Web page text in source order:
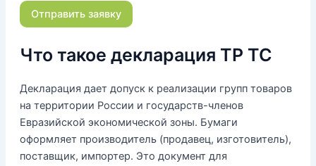
Что такое декларация ТР ТС
Декларация дает допуск к реализации групп товаров
на территории России и государств-членов
Евразийской экономической зоны. Бумаги
оформляет производитель (продавец, изготовитель),
поставщик, импортер. Это документ для